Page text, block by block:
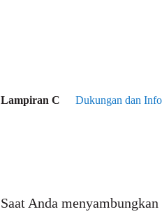
Lampiran C Dukungan dan
Saat Anda